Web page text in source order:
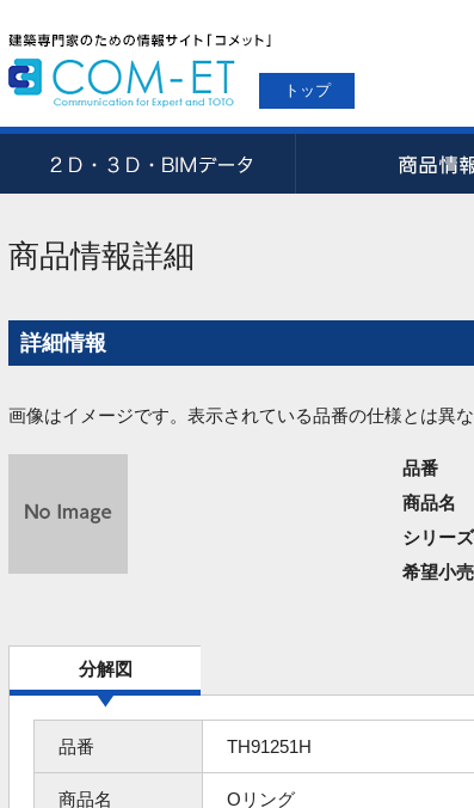
トップ
商品情報詳細
詳細情報
画像はイメージです。表示されている品番の仕様とは異な
品番
商品名
シリー
希望小
分解図
品番 TH91251H
商品名 Oリング